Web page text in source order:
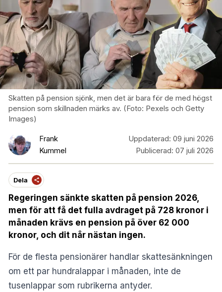
Skatten på pension sjönk, men det är bara för de med högst
pension som skillnaden märks av. (Foto: Pexels och Getty
Images)
Frank
Kummel
Uppdaterad: 09 juni 2026
Publicerad: 07 juli 2026
Dela
Regeringen sänkte skatten på pension 2026,
men för att få det fulla avdraget på 728 kronor i
månaden krävs en pension på över 62 000
kronor, och dit når nästan ingen.
För de flesta pensionärer handlar skattesänkningen
om ett par hundralappar i månaden, inte de
tusenlappar som rubrikerna antyder.